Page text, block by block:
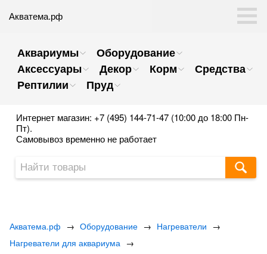
Акватема.рф
Аквариумы
Оборудование
Аксессуары
Декор Корм
Средства
Рептилии
Пруд
Интернет магазин: +7 (495) 144-71-47 (10:00 до 18:00 Пн-
Пт).
Самовывоз временно не работает
Акватема.рф → Оборудование → Нагреватели →
Нагреватели для аквариума →